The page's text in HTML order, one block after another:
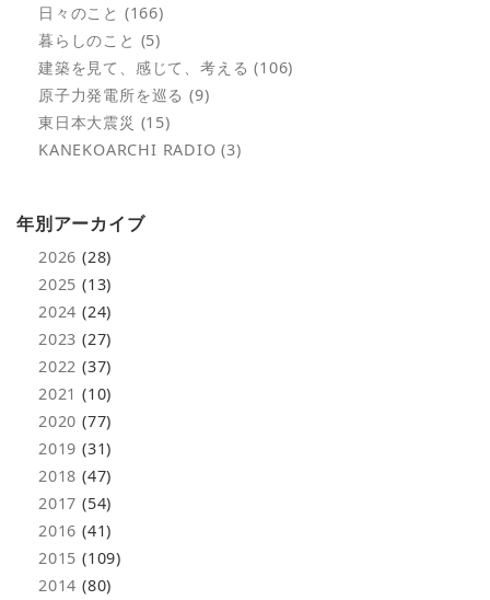
日々のこと (166)
暮らしのこと (5)
建築を見て、感じて、考える (106)
原子力発電所を巡る (9)
東日本大震災 (15)
KANEKOARCHI RADIO (3)
年別アーカイブ
2026 (28)
2025 (13)
2024 (24)
2023 (27)
2022 (37)
2021 (10)
2020 (77)
2019 (31)
2018 (47)
2017 (54)
2016 (41)
2015 (109)
2014 (80)